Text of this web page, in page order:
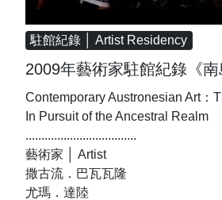
駐館紀錄 │ Artist Residency
Contemporary Austronesian Art：
In Pursuit of the Ancestral Realm
...................................
藝術家 │ Artist
撒古流．巴瓦瓦隆
尤瑪．達陸